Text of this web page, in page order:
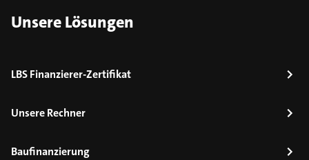
Unsere Lösungen
LBS Finanzierer-Zertifikat
Unsere Rechner
Baufinanzierung